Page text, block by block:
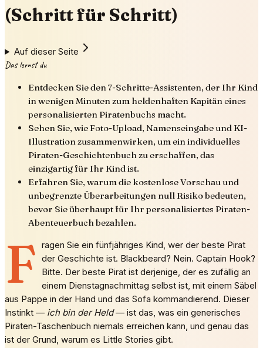
(Schritt für Schritt)
Auf dieser Seite
Das lernst du
Entdecken Sie den 7-Schritte-Assistenten, der Ihr Kind
in wenigen Minuten zum heldenhaften Kapitän eines
personalisierten Piratenbuchs macht.
Sehen Sie, wie Foto-Upload, Namenseingabe und KI-
Illustration zusammenwirken, um ein individuelles
Piraten-Geschichtenbuch zu erschaffen, das
einzigartig für Ihr Kind ist.
Erfahren Sie, warum die kostenlose Vorschau und
unbegrenzte Überarbeitungen null Risiko bedeuten,
bevor Sie überhaupt für Ihr personalisiertes Piraten-
Abenteuerbuch bezahlen.
F ragen Sie ein fünfjähriges Kind, wer der beste Pirat
der Geschichte ist. Blackbeard? Nein. Captain Hook?
Bitte. Der beste Pirat ist derjenige, der es zufällig an
einem Dienstagnachmittag selbst ist, mit einem Säbel
aus Pappe in der Hand und das Sofa kommandierend. Dieser
Instinkt — ich bin der Held— ist das, was ein generisches
Piraten-Taschenbuch niemals erreichen kann, und genau das
ist der Grund, warum es Little Stories gibt.